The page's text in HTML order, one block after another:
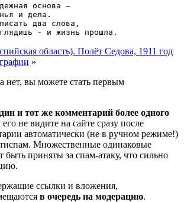
основа —
и дела.
два слова,
область). Полёт Седова, 1911 год
»
нет, вы можете стать первым
и тот же комментарий более одного
не видите на сайте сразу после
автоматически (не в ручном режиме!)
Множественные одинаковые
быть приняты за спам-атаку, что сильно
ссылки и вложения,
в очередь на модерацию.